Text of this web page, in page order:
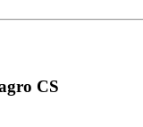
CS